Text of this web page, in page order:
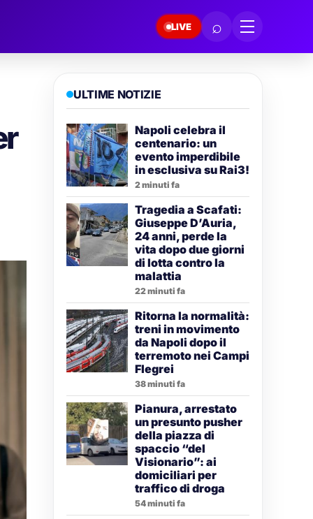
LIVE ⌕
ULTIME NOTIZIE
Napoli celebra il
centenario: un
evento imperdibile
in esclusiva su Rai3!
2 minuti fa
Tragedia a Scafati:
Giuseppe D’Auria,
24 anni, perde la
vita dopo due giorni
di lotta contro la
malattia
22 minuti fa
Ritorna la normalità:
treni in movimento
da Napoli dopo il
terremoto nei Campi
Flegrei
38 minuti fa
Pianura, arrestato
un presunto pusher
della piazza di
spaccio “del
Visionario”: ai
domiciliari per
traffico di droga
54 minuti fa